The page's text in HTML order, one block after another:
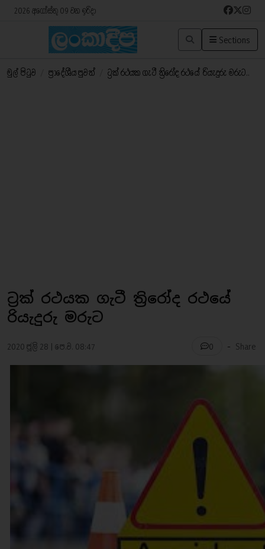
2026 අගෝස්තු 09 වන ඉරිදා
Sections
මුල් පිටුව ප්‍රාදේශීය පුවත් ට්‍රක් රථයක ගැටී ත්‍රිරෝද රථයේ රියැදුරු මරුට..
ට්‍රක් රථයක ගැටී ත්‍රිරෝද රථයේ
රියැදුරු මරුට
2020 ජූලි 28 | පෙ.ව. 08:47 0 - Share